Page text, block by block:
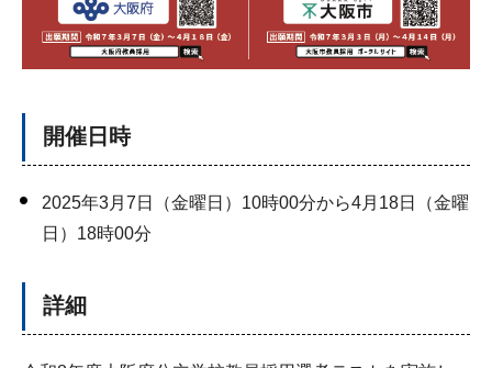
開催日時
2025年3月7日（金曜日）10時00分から4月18日（金曜
日）18時00分
詳細